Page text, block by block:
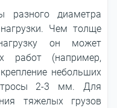
разного диаметра
Чем толще
он может
работ (например,
небольших
тросы 2-3 мм. Для
тяжелых грузов